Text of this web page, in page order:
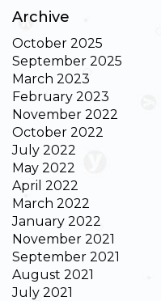
Archive
October 2025
September 2025
March 2023
February 2023
November 2022
October 2022
July 2022
May 2022
April 2022
March 2022
January 2022
November 2021
September 2021
August 2021
July 2021